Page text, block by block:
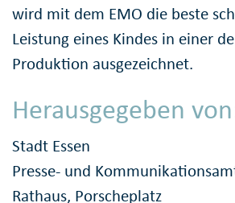
wird mit dem EMO die beste
Leistung eines Kindes in einer
Produktion ausgezeichnet.
Herausgegeben
Stadt Essen
Presse- und
Rathaus, Porscheplatz